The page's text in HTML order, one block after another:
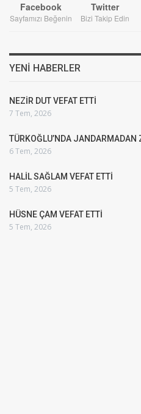
Facebook
Sayfamızı Beğenin
Twitter
Bizi Takip Edin
YENI HABERLER
NEZİR DUT VEFAT ETTİ
7 Tem, 2026
TÜRKOĞLU’NDA JANDARMADAN
6 Tem, 2026
HALİL SAĞLAM VEFAT ETTİ
5 Tem, 2026
HÜSNE ÇAM VEFAT ETTİ
5 Tem, 2026